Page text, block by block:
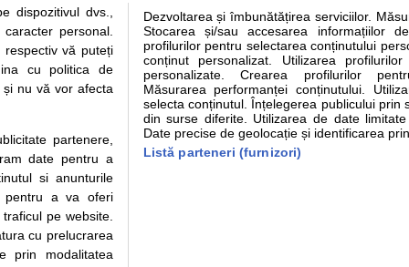
analize Specialitati medicale
despre sanatate disponibile pe sfatulmedicului.ro au scop informativ si
medicale. Va sfatuim, ca pe langa informatia primita pe sfatulmedicului.ro
de programari la medic Clickmed.
Drepturile consumatorului
Protectia consumatorilor -
ANPC
Solutionarea Alternativa a
Litigiilor
Info consumator: 0800.080.999
Formulare europene - CNAS
Ministerul Sanatatii - ANMDM
Parteneri
Inscriere clinica
dispozitivul dvs.,
personal.
respectiv vă puteți
cu politica de
nu vă vor afecta
partenere,
date pentru a
si anunturile
pentru a va oferi
pe website.
cu prelucrarea
prin modalitatea
Dezvoltarea și îmbunătățirea serviciilor.
Stocarea și/sau accesarea informațiilor
profilurilor pentru selectarea conținutului
conținut personalizat. Utilizarea
personalizate. Crearea profilurilor
Măsurarea performanței conținutului.
selecta conținutul. Înțelegerea publicului prin
din surse diferite. Utilizarea de date
Date precise de geolocație și identificarea
Listă parteneri (furnizori)